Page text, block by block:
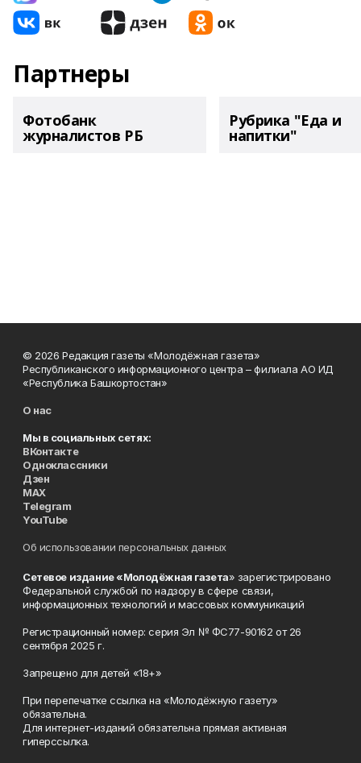
Партнеры
Фотобанк
журналистов РБ
Рубрика "Еда и
напитки"
© 2026 Редакция газеты «Молодёжная газета»
Республиканского информационного центра – филиала АО ИД
«Республика Башкортостан»
О нас
Мы в социальных сетях:
ВКонтакте
Одноклассники
Дзен
MAX
Telegram
YouTube
Об использовании персональных данных
Сетевое издание «Молодёжная газета» зарегистрировано
Федеральной службой по надзору в сфере связи,
информационных технологий и массовых коммуникаций
Регистрационный номер: серия Эл № ФС77-90162 от 26
сентября 2025 г.
Запрещено для детей «18+»
При перепечатке ссылка на «Молодёжную газету»
обязательна.
Для интернет-изданий обязательна прямая активная
гиперссылка.